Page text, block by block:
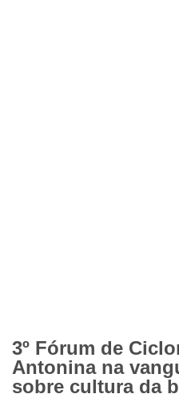
3º Fórum de
Antonina na
sobre cultura da